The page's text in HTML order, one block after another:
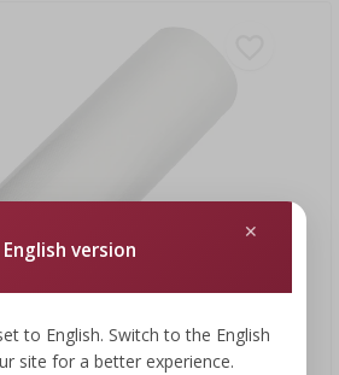
version
to English. Switch to the English
site for a better experience.